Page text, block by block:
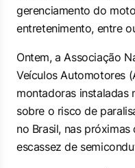
gerenciamento do
entretenimento, entre
Ontem, a Associação
Veículos Automotores
montadoras instaladas
sobre o risco de
no Brasil, nas
escassez de